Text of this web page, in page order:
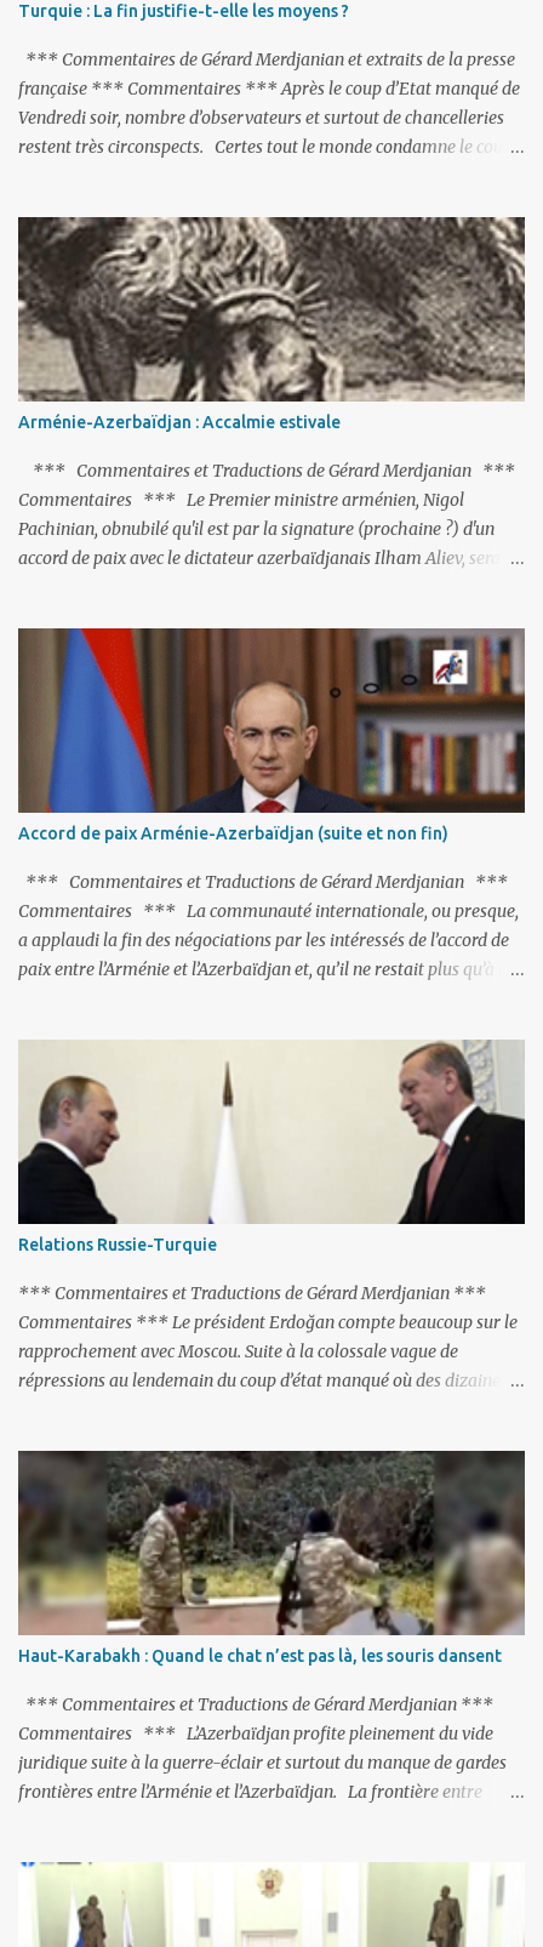
Turquie : La fin justifie-t-elle les moyens ?
*** Commentaires de Gérard Merdjanian et extraits de la presse
française *** Commentaires *** Après le coup d’Etat manqué de
Vendredi soir, nombre d’observateurs et surtout de chancelleries
restent très circonspects. Certes tout le monde condamne le coup
actions menées par le président Erdoğan, et pour certains sur la
réalisation du putsch lui-même.
Arménie-Azerbaïdjan : Accalmie estivale
*** Commentaires et Traductions de Gérard Merdjanian ***
Commentaires *** Le Premier ministre arménien, Nigol
Pachinian, obnubilé qu'il est par la signature (prochaine ?) d'un
accord de paix avec le dictateur azerbaïdjanais Ilham Aliev, serait
C'est hélas fort peu probable ; l'Histoire ou la Littérature ne sont
pas ses points forts, pas plus d'ailleurs que les négociations avec le
tandem turco-azéri. Faisant fi de tout ce qui précède la chute de
l'URSS, il est exclusivement intéressé par ce qu'il nomme «
l'Arménie réelle ». Même les trois présidents qu'ils l'ont précédés ne
trouvent pas grâce à ses yeux, les traitant de tous les noms, avant
de les traîner en justice. Et comme les politiciens ne lui suffisent
pas, il s'attaque aux dignitaires de l'Église arménienne, les...
Accord de paix Arménie-Azerbaïdjan (suite et non fin)
*** Commentaires et Traductions de Gérard Merdjanian ***
Commentaires *** La communauté internationale, ou presque,
a applaudi la fin des négociations par les intéressés de l’accord de
paix entre l’Arménie et l’Azerbaïdjan et, qu’il ne restait plus qu’à le
Les deux points non résolus portaient sur la renonciation aux
revendications internationales mutuelles et sur l'abstention de
déployer des représentants d'autres pays le long de la frontière
entre l'Arménie et l'Azerbaïdjan. C’est chose faite, l’Arménie a
accepté. Comme on pouvait s’y attendre, Bakou a posé de
nouvelles conditions préalables : 1- L’Arménie doit demander la
dissolution du Groupe de Minsk de l’OSCE ; 2- et surtout, elle doit
changer sa Constitution en supprimant toute allusion au
‘Karabakh’. Su...
Relations Russie-Turquie
*** Commentaires et Traductions de Gérard Merdjanian ***
Commentaires *** Le président Erdoğan compte beaucoup sur le
rapprochement avec Moscou. Suite à la colossale vague de
répressions au lendemain du coup d’état manqué où des dizaines
fermés, ses relations avec les Occidentaux se sont notablement
refroidies ; Moscou s’était abstenu de critiquer Ankara sur cette
purge massive. Avec en perspective, une épée de Damoclès
suspendue au-dessus de la tête - la fin des négociations d’adhésion
à l’UE si la peine de mort est rétablie ; Et des menaces non voilées
envers les Etats-Unis : «Si Gülen n'est pas extradé, les États-Unis
sacrifieront les relations bilatérales à cause de ce terroriste» , a
prévenu le ministre turc de la Justice, Bekir Bozdag.
Haut-Karabakh : Quand le chat n’est pas là, les souris dansent
*** Commentaires et Traductions de Gérard Merdjanian ***
Commentaires *** L’Azerbaïdjan profite pleinement du vide
juridique suite à la guerre-éclair et surtout du manque de gardes
frontières entre l’Arménie et l’Azerbaïdjan. La frontière entre
Gumri. On ne sait jamais si l’envie prenait au zigoto d’en face
d’envoyer ses chars sur Erevan (1). Si les 221km de frontière avec
le Nakhitchevan, bien que non-gardé par les Russes, ne posent pas